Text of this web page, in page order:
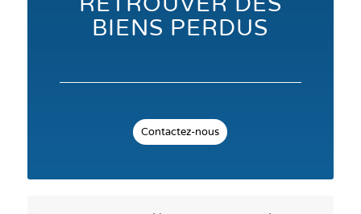
BIENS PERDUS
Contactez-nous